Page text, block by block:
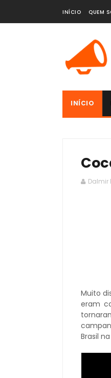
INÍCIO QUEM
INÍCIO
Dalmir
Muito
eram
Brasil